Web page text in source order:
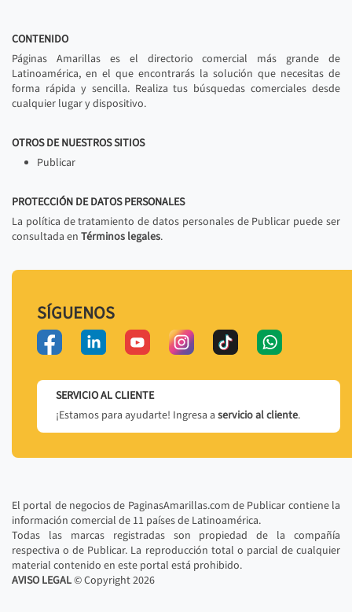
CONTENIDO
Páginas Amarillas es el directorio comercial más grande de
Latinoamérica, en el que encontrarás la solución que necesitas de
forma rápida y sencilla. Realiza tus búsquedas comerciales desde
cualquier lugar y dispositivo.
OTROS DE NUESTROS SITIOS
Publicar
PROTECCIÓN DE DATOS PERSONALES
La política de tratamiento de datos personales de Publicar puede ser
consultada en Términos legales.
SÍGUENOS
SERVICIO AL CLIENTE
¡Estamos para ayudarte! Ingresa a servicio al cliente.
El portal de negocios de PaginasAmarillas.com de Publicar contiene la
información comercial de 11 países de Latinoamérica.
Todas las marcas registradas son propiedad de la compañía
respectiva o de Publicar. La reproducción total o parcial de cualquier
material contenido en este portal está prohibido.
AVISO LEGAL© Copyright2026